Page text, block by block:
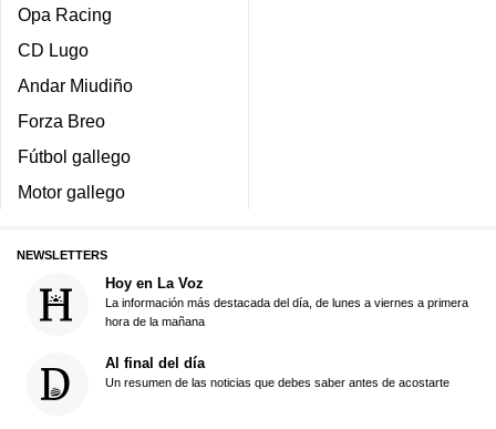
Opa Racing
CD Lugo
Andar Miudiño
Forza Breo
Fútbol gallego
Motor gallego
NEWSLETTERS
Hoy en La Voz
La información más destacada del día, de lunes a viernes a primera
hora de la mañana
Al final del día
Un resumen de las noticias que debes saber antes de acostarte